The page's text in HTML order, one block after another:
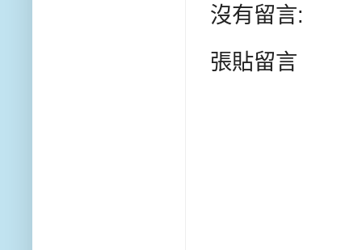
沒有留言:
張貼留言